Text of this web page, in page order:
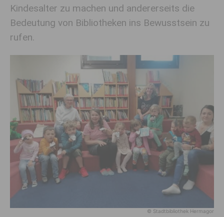
Kindesalter zu machen und andererseits die
Bedeutung von Bibliotheken ins Bewusstsein zu
rufen.
© Stadtbibliothek Hermagor